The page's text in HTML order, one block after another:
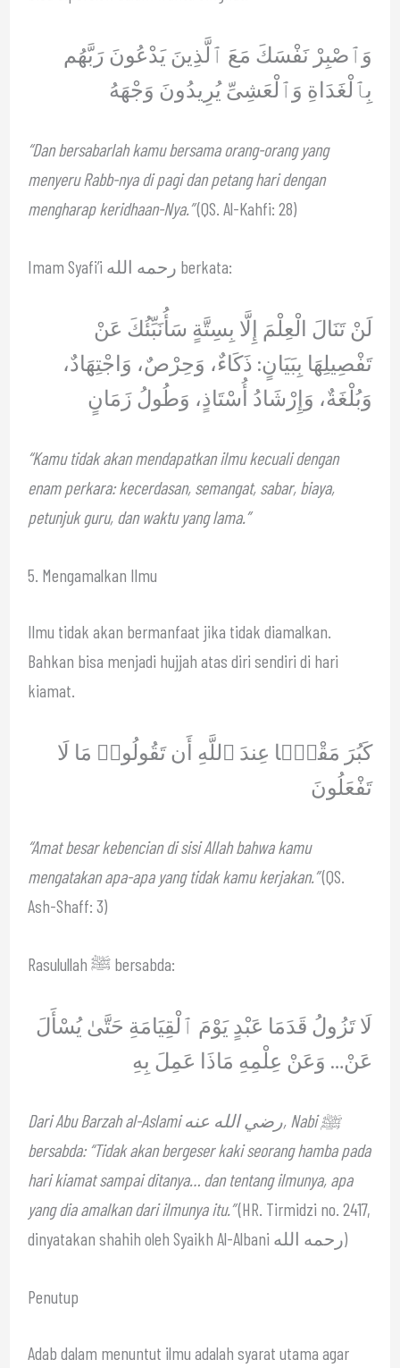
وَٱصْبِرْ نَفْسَكَ مَعَ ٱلَّذِينَ يَدْعُونَ رَبَّهُم
بِٱلْغَدَاةِ وَٱلْعَشِىِّ يُرِيدُونَ وَجْهَهُ
“Dan bersabarlah kamu bersama orang-orang yang
menyeru Rabb-nya di pagi dan petang hari dengan
mengharap keridhaan-Nya.”(QS. Al-Kahfi: 28)
Imam Syafi’i رحمه الله berkata:
تَفْصِيلِهَا بِبَيَانٍ: ذَكَاءٌ، وَحِرْصٌ، وَاجْتِهَادٌ،
وَبُلْغَةٌ، وَإِرْشَادُ أُسْتَاذٍ، وَطُولُ زَمَانٍ
“Kamu tidak akan mendapatkan ilmu kecuali dengan
enam perkara: kecerdasan, semangat, sabar, biaya,
petunjuk guru, dan waktu yang lama.”
5. Mengamalkan Ilmu
Ilmu tidak akan bermanfaat jika tidak diamalkan.
Bahkan bisa menjadi hujjah atas diri sendiri di hari
kiamat.
كَبُرَ مَقْتًۭا عِندَ ٱللَّهِ أَن تَقُولُوا۟ مَا لَا
تَفْعَلُونَ
“Amat besar kebencian di sisi Allah bahwa kamu
mengatakan apa-apa yang tidak kamu kerjakan.”(QS.
Ash-Shaff: 3)
Rasulullah ﷺ bersabda:
لَا تَزُولُ قَدَمَا عَبْدٍ يَوْمَ ٱلْقِيَامَةِ حَتَّىٰ يُسْأَلَ
عَنْ… وَعَنْ عِلْمِهِ مَاذَا عَمِلَ بِهِ
Dari Abu Barzah al-Aslami رضي الله عنه, Nabi ﷺ
bersabda: “Tidak akan bergeser kaki seorang hamba pada
hari kiamat sampai ditanya… dan tentang ilmunya, apa
yang dia amalkan dari ilmunya itu.”(HR. Tirmidzi no. 2417,
dinyatakan shahih oleh Syaikh Al-Albani رحمه الله)
Penutup
Adab dalam menuntut ilmu adalah syarat utama agar